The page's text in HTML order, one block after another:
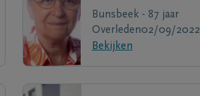
Bunsbeek - 87 jaar
Overleden02/09/2022
Bekijken